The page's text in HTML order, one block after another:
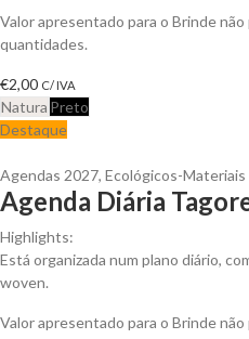
Valor apresentado para o Brinde
quantidades.
€2,00 C/ IVA
Natura Preto
Destaque
Agendas 2027, Ecológicos-Materiais
Agenda Diária
Highlights:
Está organizada num plano diário,
woven.
Valor apresentado para o Brinde